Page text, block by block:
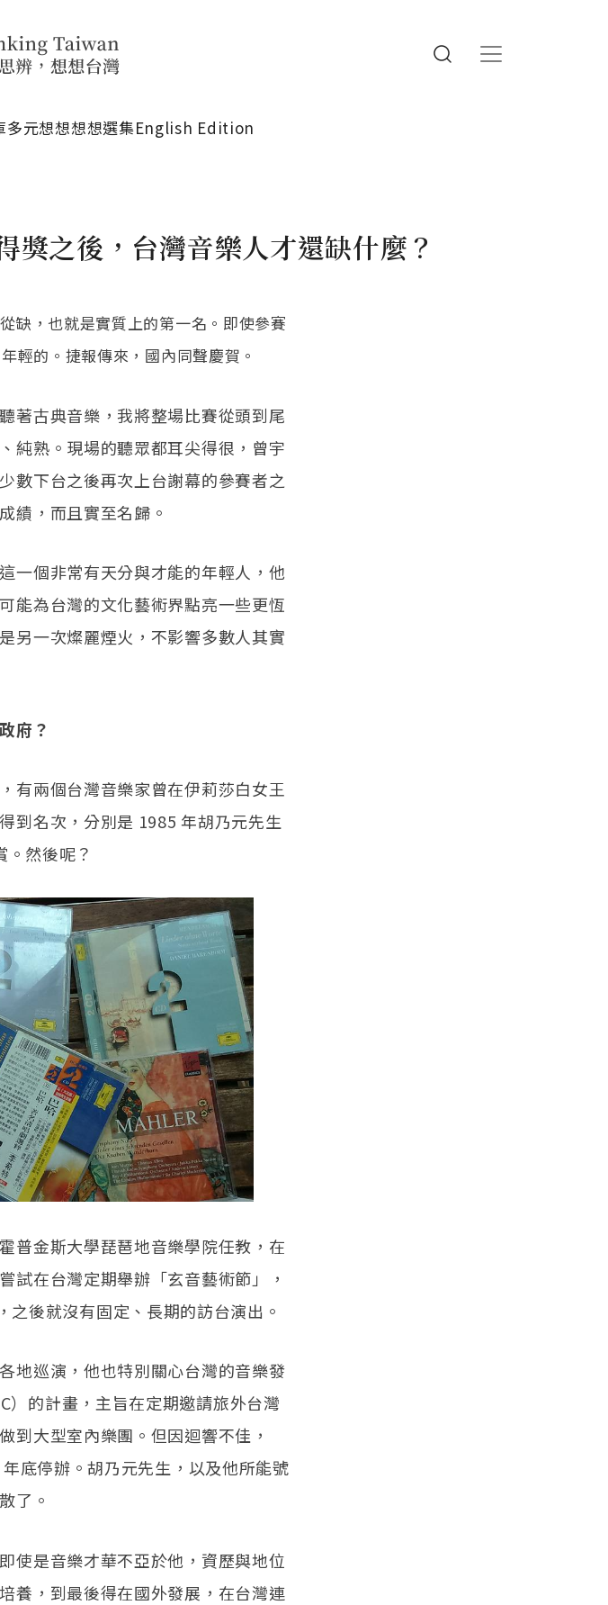
多元想想想想選集English Edition
獎之後，台灣音樂人才還缺什麼？
缺，也就是實質上的第一名。即使參賽
輕的。捷報傳來，國內同聲慶賀。
著古典音樂，我將整場比賽從頭到尾
純熟。現場的聽眾都耳尖得很，曾宇
數下台之後再次上台謝幕的參賽者之
績，而且實至名歸。
一個非常有天分與才能的年輕人，他
能為台灣的文化藝術界點亮一些更恆
另一次燦麗煙火，不影響多數人其實
府？
有兩個台灣音樂家曾在伊莉莎白女王
到名次，分別是 1985 年胡乃元先生
然後呢？
普金斯大學琵琶地音樂學院任教，在
試在台灣定期舉辦「玄音藝術節」，
後就沒有固定、長期的訪台演出。
地巡演，他也特別關心台灣的音樂發
的計畫，主旨在定期邀請旅外台灣
到大型室內樂團。但因迴響不佳，
底停辦。胡乃元先生，以及他所能號
了。
使是音樂才華不亞於他，資歷與地位
養，到最後得在國外發展，在台灣連